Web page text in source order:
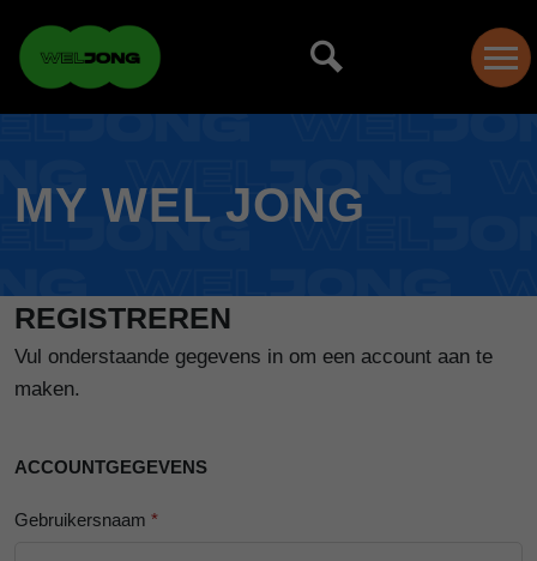
MY WEL JONG
REGISTREREN
Vul onderstaande gegevens in om een account aan te
maken.
ACCOUNTGEGEVENS
Gebruikersnaam *